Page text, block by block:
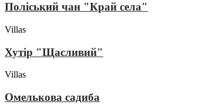
Поліський чан "Край села"
Villas
Хутір "Щасливий"
Villas
Омелькова садиба